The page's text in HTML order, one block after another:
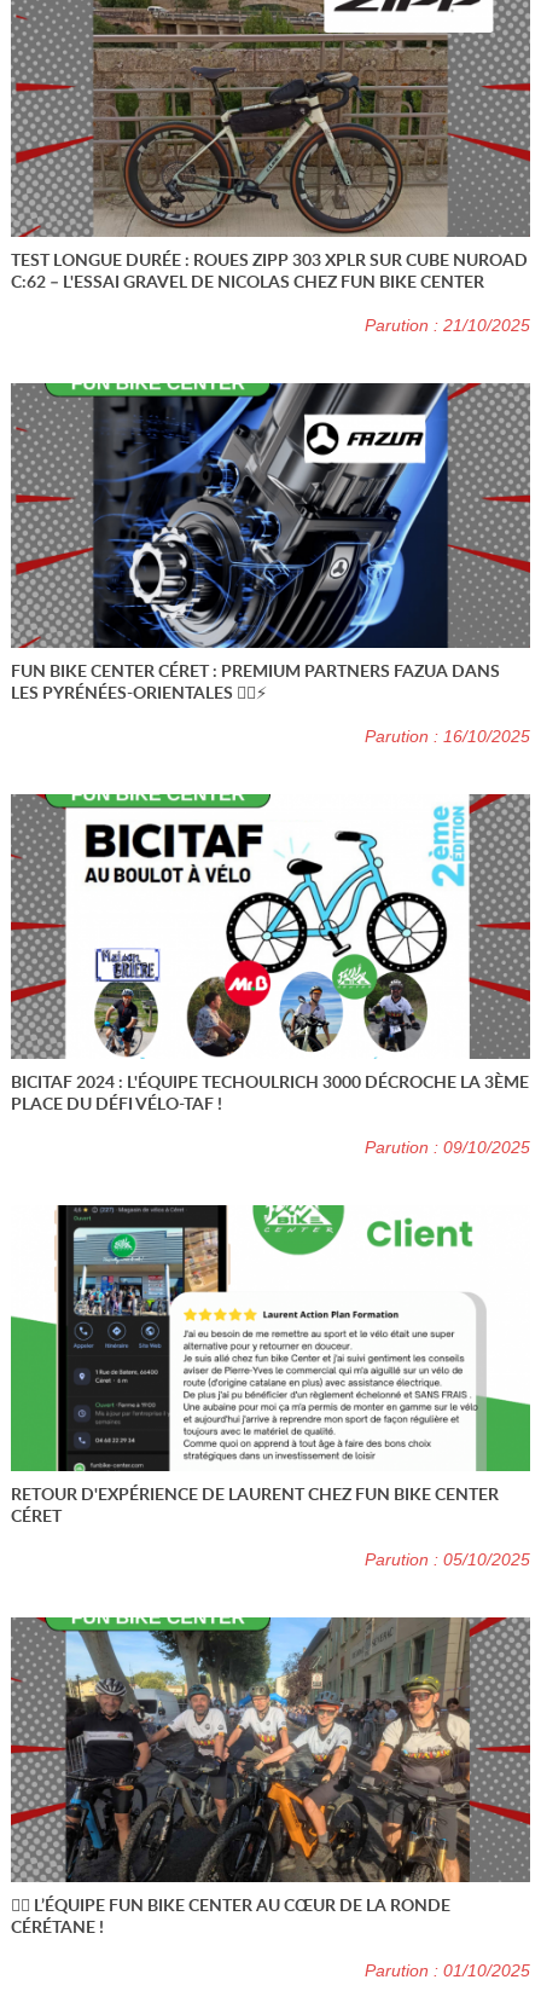
TEST LONGUE DURÉE : ROUES ZIPP 303 XPLR SUR CUBE NUROAD
C:62 – L'ESSAI GRAVEL DE NICOLAS CHEZ FUN BIKE CENTER
Parution : 21/10/2025
FUN BIKE CENTER CÉRET : PREMIUM PARTNERS FAZUA DANS
LES PYRÉNÉES-ORIENTALES 🚴‍♂️⚡
Parution : 16/10/2025
BICITAF 2024 : L'ÉQUIPE TECHOULRICH 3000 DÉCROCHE LA 3ÈME
PLACE DU DÉFI VÉLO-TAF !
Parution : 09/10/2025
RETOUR D'EXPÉRIENCE DE LAURENT CHEZ FUN BIKE CENTER
CÉRET
Parution : 05/10/2025
🚴‍♂️ L’ÉQUIPE FUN BIKE CENTER AU CŒUR DE LA RONDE
CÉRÉTANE !
Parution : 01/10/2025